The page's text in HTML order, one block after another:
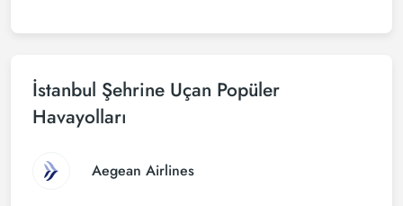
İstanbul Şehrine Uçan Popüler
Havayolları
Aegean Airlines